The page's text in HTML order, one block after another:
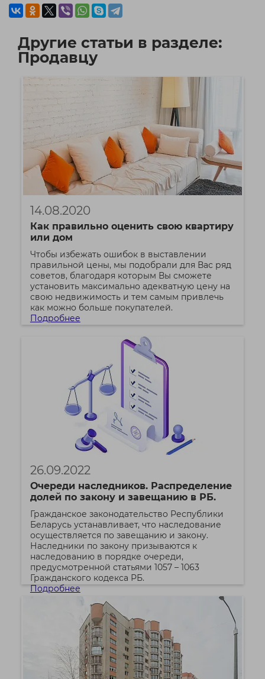
Другие статьи в разделе:
Продавцу
14.08.2020
Как правильно оценить свою квартиру
или дом
Чтобы избежать ошибок в выставлении
правильной цены, мы подобрали для Вас ряд
советов, благодаря которым Вы сможете
установить максимально адекватную цену на
свою недвижимость и тем самым привлечь
как можно больше покупателей.
Подробнее
26.09.2022
Очереди наследников. Распределение
долей по закону и завещанию в РБ.
Гражданское законодательство Республики
Беларусь устанавливает, что наследование
осуществляется по завещанию и закону.
Наследники по закону призываются к
наследованию в порядке очереди,
предусмотренной статьями 1057 – 1063
Гражданского кодекса РБ.
Подробнее